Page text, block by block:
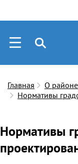
Главная О районе
Нормативы
Нормативы